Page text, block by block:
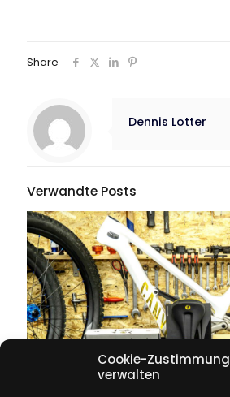
Cookie-Zustimmung
verwalten
Share
Dennis Lotter
Verwandte Posts